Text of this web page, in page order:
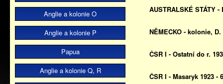
Anglie a kolonie O
Anglie a kolonie P
Papua
Anglie a kolonie Q, R
AUSTRALSKÉ STÁTY -
NĚMECKO - kolonie, D.
ČSR I - Ostatní do r.
ČSR I - Masaryk 1923 -